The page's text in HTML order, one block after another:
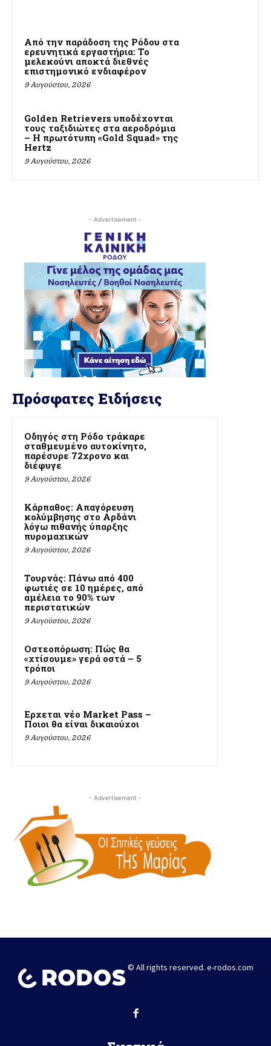
Από την παράδοση της Ρόδου στα
ερευνητικά εργαστήρια: Το
μελεκούνι αποκτά διεθνές
επιστημονικό ενδιαφέρον
9 Αυγούστου, 2026
Golden Retrievers υποδέχονται
τους ταξιδιώτες στα αεροδρόμια
– Η πρωτότυπη «Gold Squad» της
Hertz
9 Αυγούστου, 2026
- Advertisement -
Πρόσφατες Ειδήσεις
Οδηγός στη Ρόδο τράκαρε
σταθμευμένο αυτοκίνητο,
παρέσυρε 72χρονο και
διέφυγε
9 Αυγούστου, 2026
Κάρπαθος: Απαγόρευση
κολύμβησης στο Αρδάνι
λόγω πιθανής ύπαρξης
πυρομαχικών
9 Αυγούστου, 2026
Τουρνάς: Πάνω από 400
φωτιές σε 10 ημέρες, από
αμέλεια το 90% των
περιστατικών
9 Αυγούστου, 2026
Οστεοπόρωση: Πώς θα
«χτίσουμε» γερά οστά – 5
τρόποι
9 Αυγούστου, 2026
Ερχεται νέο Market Pass –
Ποιοι θα είναι δικαιούχοι
9 Αυγούστου, 2026
- Advertisement -
© All rights reserved. e-rodos.com